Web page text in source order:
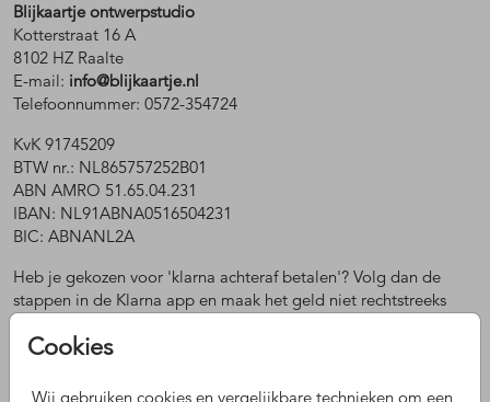
Cookies
Wij gebruiken cookies en vergelijkbare technieken om een
Blijkaartje ontwerpstudio
Kotterstraat 16 A
8102 HZ Raalte
E-mail: info@blijkaartje.nl
Telefoonnummer: 0572-354724
KvK 91745209
BTW nr.: NL865757252B01
ABN AMRO 51.65.04.231
IBAN: NL91ABNA0516504231
BIC: ABNANL2A
Heb je gekozen voor 'klarna achteraf betalen'? Volg dan de
stappen in de Klarna app en maak het geld niet rechtstreeks